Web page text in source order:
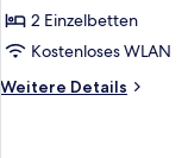
Twin
anzeigen
2 Einzelbetten
Kostenloses WLAN
Weitere Details
Weitere